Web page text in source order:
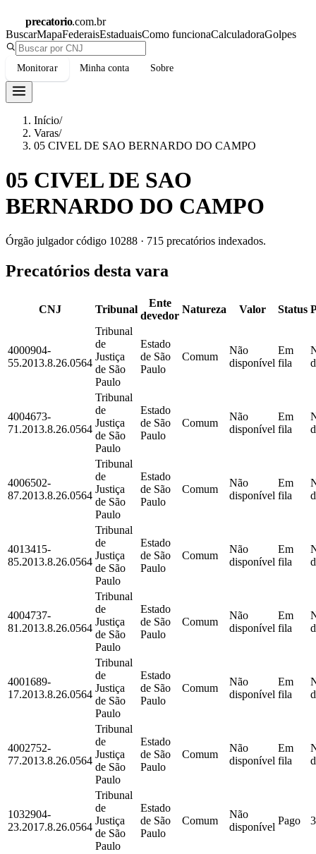
precatorio.com.br
BuscarMapaFederaisEstaduaisComo funcionaCalculadoraGolpes
Monitorar Minha conta Sobre
Início/
Varas/
05 CIVEL DE SAO BERNARDO DO CAMPO
05 CIVEL DE SAO
BERNARDO DO CAMPO
Órgão julgador código 10288 · 715 precatórios indexados.
Precatórios desta vara
CNJ Tribunal
Ente
devedor
Natureza Valor Status
4000904-
55.2013.8.26.0564
Tribunal
de
Justiça
de São
Paulo
Estado
de São
Paulo
Comum
Não
disponível
Em
fila
4004673-
71.2013.8.26.0564
Tribunal
de
Justiça
de São
Paulo
Estado
de São
Paulo
Comum
Não
disponível
Em
fila
4006502-
87.2013.8.26.0564
Tribunal
de
Justiça
de São
Paulo
Estado
de São
Paulo
Comum
Não
disponível
Em
fila
4013415-
85.2013.8.26.0564
Tribunal
de
Justiça
de São
Paulo
Estado
de São
Paulo
Comum
Não
disponível
Em
fila
4004737-
81.2013.8.26.0564
Tribunal
de
Justiça
de São
Paulo
Estado
de São
Paulo
Comum
Não
disponível
Em
fila
4001689-
17.2013.8.26.0564
Tribunal
de
Justiça
de São
Paulo
Estado
de São
Paulo
Comum
Não
disponível
Em
fila
4002752-
77.2013.8.26.0564
Tribunal
de
Justiça
de São
Paulo
Estado
de São
Paulo
Comum
Não
disponível
Em
fila
1032904-
23.2017.8.26.0564
Tribunal
de
Justiça
de São
Paulo
Estado
de São
Paulo
Comum
Não
disponível
Pago